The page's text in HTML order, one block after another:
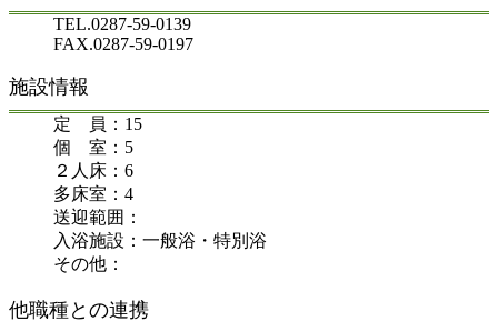
TEL.0287-59-0139
FAX.0287-59-0197
施設情報
定 員：15
個 室：5
２人床：6
多床室：4
送迎範囲：
入浴施設：一般浴・特別浴
その他：
他職種との連携